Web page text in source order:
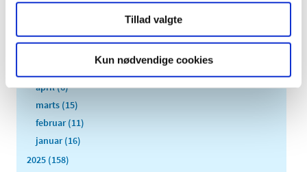
Tillad valgte
Kun nødvendige cookies
juli (13)
april (6)
marts (15)
februar (11)
januar (16)
2025 (158)